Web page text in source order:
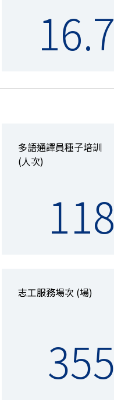
16.7
多語通譯員種子培訓
(人次)
118
志工服務場次 (場)
355